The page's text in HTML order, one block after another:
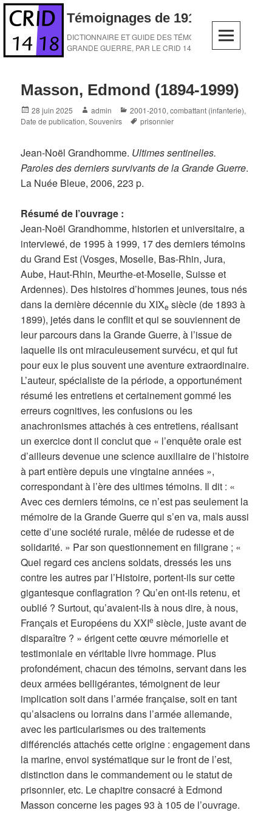
Skip
content
Témoignages de 1914-1918
DICTIONNAIRE ET GUIDE DES TÉMOINS DE LA
GRANDE GUERRE, PAR LE CRID 14-18
Masson, Edmond (1894-1999)
Posted
on
28 juin 2025 Author
admin Categories
2001-2010,combattant (infanterie),
Date de publication,Souvenirs Tags
prisonnier
Jean-Noël Grandhomme. Ultimes sentinelles.
Paroles des derniers survivants de la Grande Guerre.
La Nuée Bleue, 2006, 223 p.
Résumé de l’ouvrage :
Jean-Noël Grandhomme, historien et universitaire, a
interviewé, de 1995 à 1999, 17 des derniers témoins
du Grand Est (Vosges, Moselle, Bas-Rhin, Jura,
Aube, Haut-Rhin, Meurthe-et-Moselle, Suisse et
Ardennes). Des histoires d’hommes jeunes, tous nés
dans la dernière décennie du XIXe siècle (de 1893 à
1899), jetés dans le conflit et qui se souviennent de
leur parcours dans la Grande Guerre, à l’issue de
laquelle ils ont miraculeusement survécu, et qui fut
pour eux le plus souvent une aventure extraordinaire.
L’auteur, spécialiste de la période, a opportunément
résumé les entretiens et certainement gommé les
erreurs cognitives, les confusions ou les
anachronismes attachés à ces entretiens, réalisant
un exercice dont il conclut que « l’enquête orale est
d’ailleurs devenue une science auxiliaire de l’histoire
à part entière depuis une vingtaine années »,
correspondant à l’ère des ultimes témoins. Il dit : «
Avec ces derniers témoins, ce n’est pas seulement la
mémoire de la Grande Guerre qui s’en va, mais aussi
cette d’une société rurale, mêlée de rudesse et de
solidarité. » Par son questionnement en filigrane ; «
Quel regard ces anciens soldats, dressés les uns
contre les autres par l’Histoire, portent-ils sur cette
gigantesque conflagration ? Qu’en ont-ils retenu, et
oublié ? Surtout, qu’avaient-ils à nous dire, à nous,
Français et Européens du XXIe siècle, juste avant de
disparaître ? » érigent cette œuvre mémorielle et
testimoniale en véritable livre hommage. Plus
profondément, chacun des témoins, servant dans les
deux armées belligérantes, témoignent de leur
implication soit dans l’armée française, soit en tant
qu’alsaciens ou lorrains dans l’armée allemande,
avec les particularismes ou des traitements
différenciés attachés cette origine : engagement dans
la marine, envoi systématique sur le front de l’est,
distinction dans le commandement ou le statut de
prisonnier, etc. Le chapitre consacré à Edmond
Masson concerne les pages 93 à 105 de l’ouvrage.